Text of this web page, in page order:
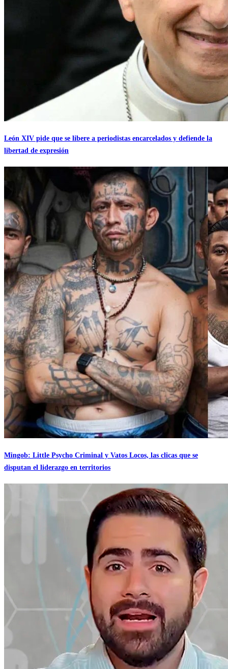
León XIV pide que se libere a periodistas encarcelados y defiende la
libertad de expresión
Mingob: Little Psycho Criminal y Vatos Locos, las clicas que se
disputan el liderazgo en territorios